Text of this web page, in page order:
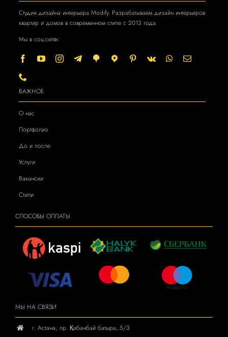
Студия дизайна интерьера Modify. Разрабатываем дизайн интерьеров
квартир и домов в современном стиле с 2013 года.
Мы в соц.сетях:
ВАЖНОЕ
О нас
Портфолио
До и после
Услуги
Вакансии
Стили
СПОСОБЫ ОПЛАТЫ
МЫ НА СВЯЗИ
г. Астана, пр. Қабанбай батыра,.5/3